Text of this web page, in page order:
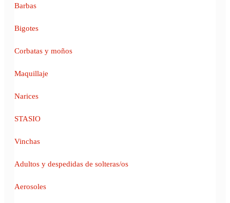
Barbas
Bigotes
Corbatas y moños
Maquillaje
Narices
STASIO
Vinchas
Adultos y despedidas de solteras/os
Aerosoles